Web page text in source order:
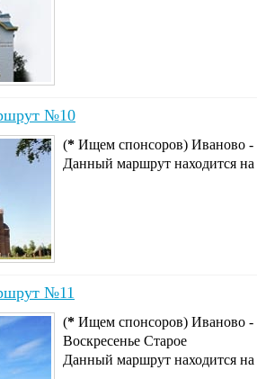
№10
(* Ищем спонсоров) Иваново
Данный маршрут находится
№11
(* Ищем спонсоров) Иваново -
Воскресенье Старое
Данный маршрут находится